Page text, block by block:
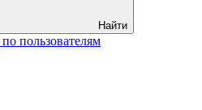
Найти
по пользователям